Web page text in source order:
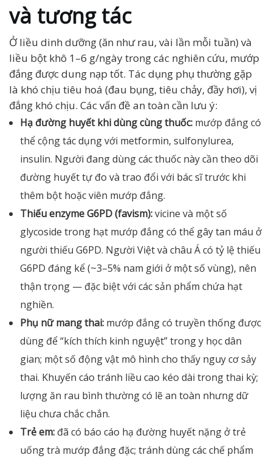
và tương tác
Ở liều dinh dưỡng (ăn như rau, vài lần mỗi tuần) và
liều bột khô 1–6 g/ngày trong các nghiên cứu, mướp
đắng được dung nạp tốt. Tác dụng phụ thường gặp
là khó chịu tiêu hoá (đau bụng, tiêu chảy, đầy hơi), vị
đắng khó chịu. Các vấn đề an toàn cần lưu ý:
Hạ đường huyết khi dùng cùng thuốc: mướp đắng có
thể cộng tác dụng với metformin, sulfonylurea,
insulin. Người đang dùng các thuốc này cần theo dõi
đường huyết tự đo và trao đổi với bác sĩ trước khi
thêm bột hoặc viên mướp đắng.
Thiếu enzyme G6PD (favism):vicine và một số
glycoside trong hạt mướp đắng có thể gây tan máu ở
người thiếu G6PD. Người Việt và châu Á có tỷ lệ thiếu
G6PD đáng kể (~3–5% nam giới ở một số vùng), nên
thận trọng — đặc biệt với các sản phẩm chứa hạt
nghiền.
Phụ nữ mang thai: mướp đắng có truyền thống được
dùng để “kích thích kinh nguyệt” trong y học dân
gian; một số động vật mô hình cho thấy nguy cơ sảy
thai. Khuyến cáo tránh liều cao kéo dài trong thai kỳ;
lượng ăn rau bình thường có lẽ an toàn nhưng dữ
liệu chưa chắc chắn.
Trẻ em: đã có báo cáo hạ đường huyết nặng ở trẻ
uống trà mướp đắng đặc; tránh dùng các chế phẩm